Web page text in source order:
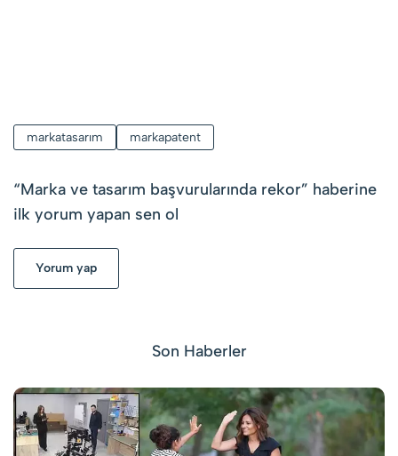
markatasarım markapatent
“Marka ve tasarım başvurularında rekor” haberine
ilk yorum yapan sen ol
Yorum yap
Son Haberler